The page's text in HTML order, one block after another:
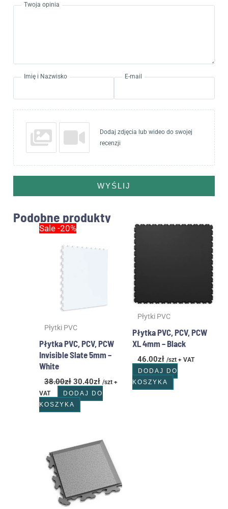
Twoja opinia
Imię i Nazwisko E-mail
Dodaj zdjęcia lub wideo do swojej
recenzji
WYŚLIJ
Podobne produkty
Sale -20%
Płytki PVC
Płytka PVC, PCV, PCW
Invisible Slate 5mm –
White
38.00zł
Pierwotna
cena
wynosiła:
30.40zł /szt +
VAT
DODAJ DO
KOSZYKA
Płytki PVC
Płytka PVC, PCV, PCW
XL 4mm – Black
46.00zł /szt + VAT
DODAJ DO
KOSZYKA
od
28.00zł
do
32.00zł
produkt
ma
wiele
wariantów.
Opcje
można